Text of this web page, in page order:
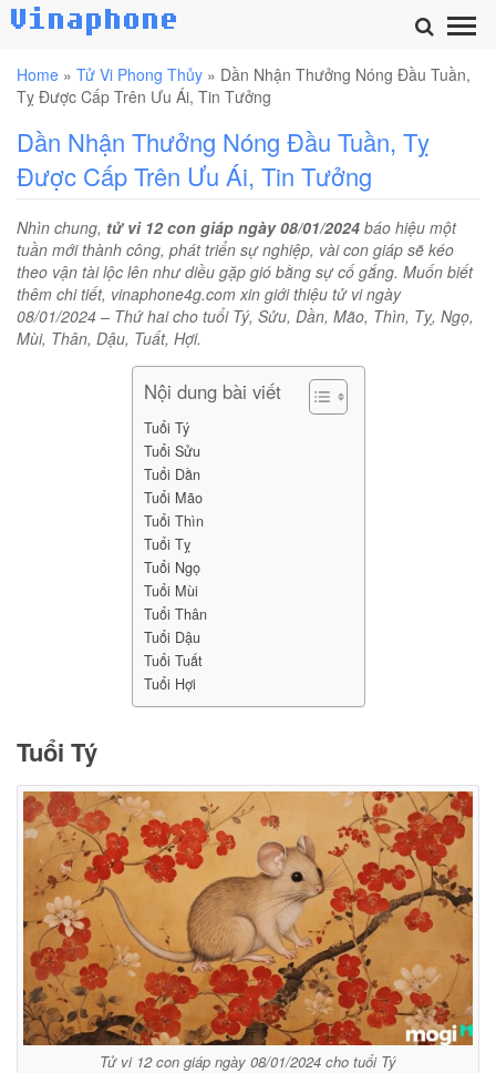
Home » Tử Vi Phong Thủy » Dần Nhận Thưởng Nóng Đầu Tuần,
Tỵ Được Cấp Trên Ưu Ái, Tin Tưởng
Dần Nhận Thưởng Nóng Đầu Tuần, Tỵ
Được Cấp Trên Ưu Ái, Tin Tưởng
Nhìn chung, tử vi 12 con giáp ngày 08/01/2024 báo hiệu một
tuần mới thành công, phát triển sự nghiệp, vài con giáp sẽ kéo
theo vận tài lộc lên như diều gặp gió bằng sự cố gắng. Muốn biết
thêm chi tiết, vinaphone4g.com xin giới thiệu tử vi ngày
08/01/2024 – Thứ hai cho tuổi Tý, Sửu, Dần, Mão, Thìn, Tỵ, Ngọ,
Mùi, Thân, Dậu, Tuất, Hợi.
Nội dung bài viết
Tuổi Tý
Tuổi Sửu
Tuổi Dần
Tuổi Mão
Tuổi Thìn
Tuổi Tỵ
Tuổi Ngọ
Tuổi Mùi
Tuổi Thân
Tuổi Dậu
Tuổi Tuất
Tuổi Hợi
Tuổi Tý
Tử vi 12 con giáp ngày 08/01/2024 cho tuổi Tý